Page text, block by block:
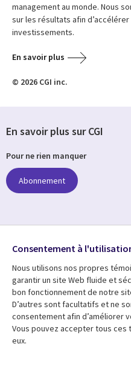
management au monde. Nous
sur les résultats afin
investissements.
En savoir plus
© 2026 CGI inc.
Ressources
Articles
En savoir plus sur CGI
Pour ne rien manquer
Abonnement
Suivez-nous
Social
Media
Global
FR
Consentement à
Nous utilisons nos propres
garantir un site Web fluide et
bon fonctionnement de notre
D’autres sont facultatifs et ne
consentement afin d’améliorer
Vous pouvez accepter tous ces
eux.